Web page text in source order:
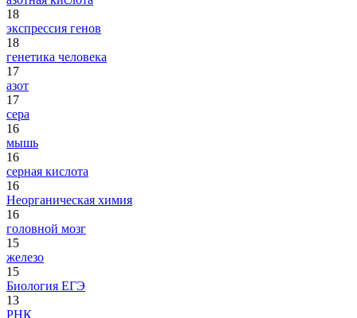
18
экспрессия генов
18
генетика человека
17
азот
17
сера
16
мышь
16
серная кислота
16
Неорганическая химия
16
головной мозг
15
железо
15
Биология ЕГЭ
13
РНК